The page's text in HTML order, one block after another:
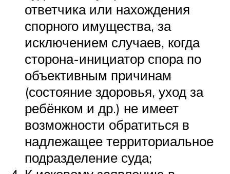
ответчика или нахождения
спорного имущества, за
исключением случаев, когда
сторона-инициатор спора по
объективным причинам
(состояние здоровья, уход за
ребёнком и др.) не имеет
возможности обратиться в
надлежащее территориальное
подразделение суда;